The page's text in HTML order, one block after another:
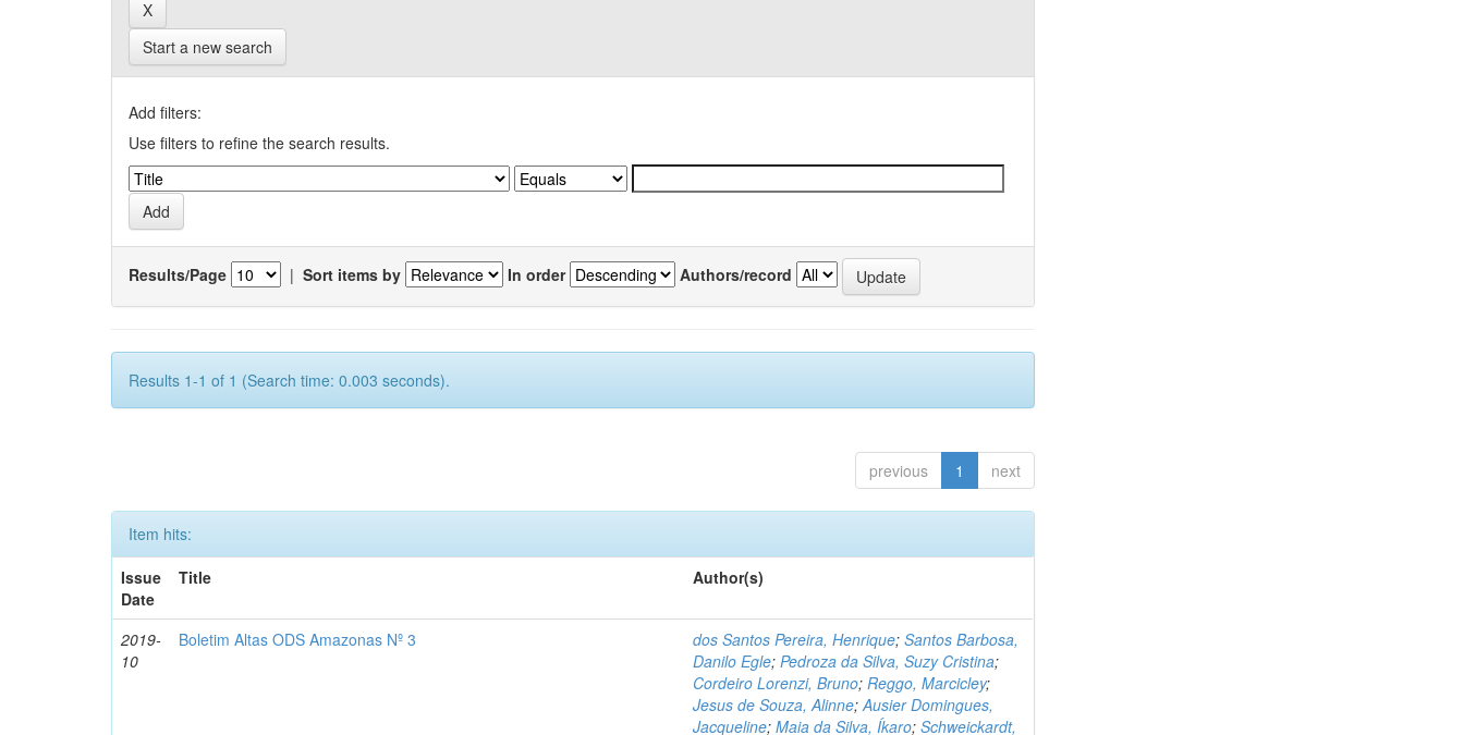
Start a new search
Add filters:
Use filters to refine the search results.
Results/Page | Sort items by In order Authors/record
Results 1-1 of 1 (Search time: 0.003 seconds).
previous 1 next
Item hits:
Issue
Date
Title Author(s)
2019-
10
Boletim Altas ODS Amazonas Nº 3 dos Santos Pereira, Henrique;Santos Barbosa,
Danilo Egle;Pedroza da Silva, Suzy Cristina;
Cordeiro Lorenzi, Bruno;Reggo, Marcicley;
Jesus de Souza, Alinne;Ausier Domingues,
Jacqueline;Maia da Silva, Íkaro;Schweickardt,